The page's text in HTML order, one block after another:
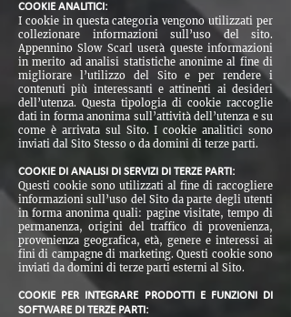
COOKIE ANALITICI:
I cookie in questa categoria vengono utilizzati per
collezionare informazioni sull’uso del sito.
Appennino Slow Scarl userà queste informazioni
in merito ad analisi statistiche anonime al fine di
migliorare l’utilizzo del Sito e per rendere i
contenuti più interessanti e attinenti ai desideri
dell’utenza. Questa tipologia di cookie raccoglie
dati in forma anonima sull’attività dell’utenza e su
come è arrivata sul Sito. I cookie analitici sono
inviati dal Sito Stesso o da domini di terze parti.
COOKIE DI ANALISI DI SERVIZI DI TERZE PARTI:
Questi cookie sono utilizzati al fine di raccogliere
informazioni sull’uso del Sito da parte degli utenti
in forma anonima quali: pagine visitate, tempo di
permanenza, origini del traffico di provenienza,
provenienza geografica, età, genere e interessi ai
fini di campagne di marketing. Questi cookie sono
inviati da domini di terze parti esterni al Sito.
COOKIE PER INTEGRARE PRODOTTI E FUNZIONI DI
SOFTWARE DI TERZE PARTI: